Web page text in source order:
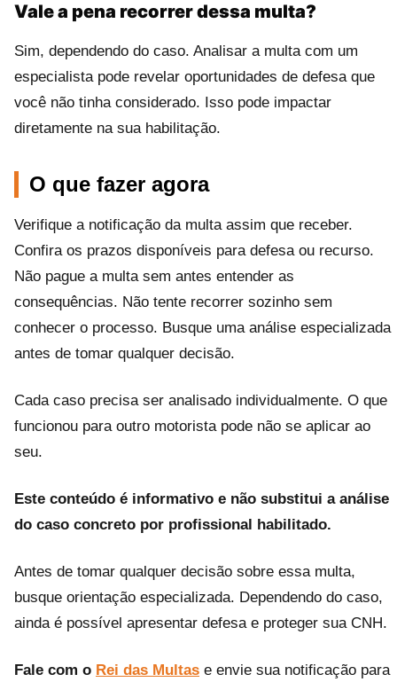
Vale a pena recorrer dessa multa?
Sim, dependendo do caso. Analisar a multa com um
especialista pode revelar oportunidades de defesa que
você não tinha considerado. Isso pode impactar
diretamente na sua habilitação.
O que fazer agora
Verifique a notificação da multa assim que receber.
Confira os prazos disponíveis para defesa ou recurso.
Não pague a multa sem antes entender as
consequências. Não tente recorrer sozinho sem
conhecer o processo. Busque uma análise especializada
antes de tomar qualquer decisão.
Cada caso precisa ser analisado individualmente. O que
funcionou para outro motorista pode não se aplicar ao
seu.
Este conteúdo é informativo e não substitui a análise
do caso concreto por profissional habilitado.
Antes de tomar qualquer decisão sobre essa multa,
busque orientação especializada. Dependendo do caso,
ainda é possível apresentar defesa e proteger sua CNH.
Fale com o Rei das Multas e envie sua notificação para